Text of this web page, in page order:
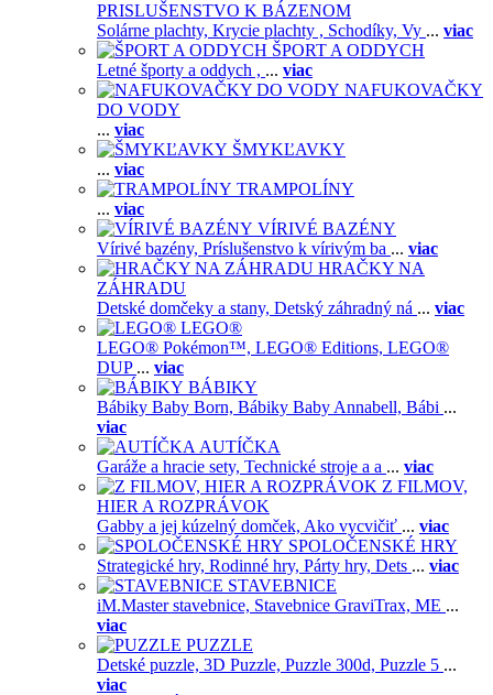
PRISLUŠENSTVO K BÁZENOM
Solárne plachty, Krycie plachty , Schodíky, Vy ... viac
ŠPORT A ODDYCH
Letné športy a oddych , ... viac
NAFUKOVAČKY
DO VODY
... viac
ŠMYKĽAVKY
... viac
TRAMPOLÍNY
... viac
VÍRIVÉ BAZÉNY
Vírivé bazény, Príslušenstvo k vírivým ba ... viac
HRAČKY NA
ZÁHRADU
Detské domčeky a stany, Detský záhradný ná ... viac
LEGO®
LEGO® Pokémon™, LEGO® Editions, LEGO®
DUP ... viac
BÁBIKY
Bábiky Baby Born, Bábiky Baby Annabell, Bábi ...
viac
AUTÍČKA
Garáže a hracie sety, Technické stroje a a ... viac
Z FILMOV,
HIER A ROZPRÁVOK
Gabby a jej kúzelný domček, Ako vycvičiť ... viac
SPOLOČENSKÉ HRY
Strategické hry, Rodinné hry, Párty hry, Dets ... viac
STAVEBNICE
iM.Master stavebnice, Stavebnice GraviTrax, ME ...
viac
PUZZLE
Detské puzzle, 3D Puzzle, Puzzle 300d, Puzzle 5 ...
viac